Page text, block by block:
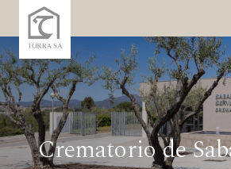
Crematorio de